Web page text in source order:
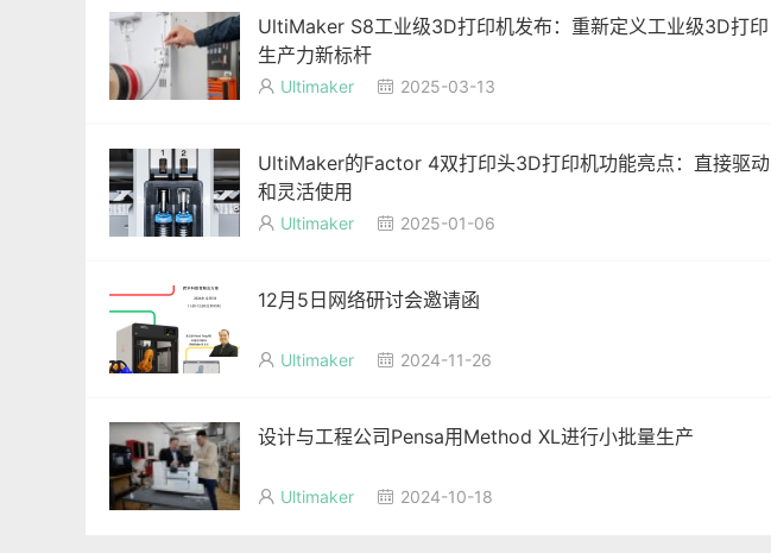
UltiMaker S8工业级3D打印机发布：重新定义工业级3D打印
生产力新标杆
 Ultimaker  2025-03-13
UltiMaker的Factor 4双打印头3D打印机功能亮点：直接驱动
和灵活使用
 Ultimaker  2025-01-06
12月5日网络研讨会邀请函
 Ultimaker  2024-11-26
设计与工程公司Pensa用Method XL进行小批量生产
 Ultimaker  2024-10-18